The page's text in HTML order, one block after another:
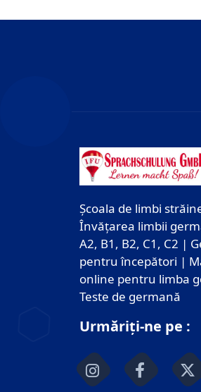
Școala de limbi
Învățarea limbii
A2, B1, B2, C1, C2 |
pentru începători |
online pentru limba
Teste de germană
Urmăriți-ne pe :